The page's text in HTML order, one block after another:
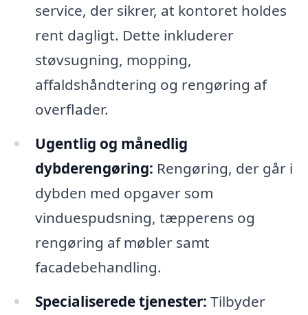
service, der sikrer, at kontoret holdes
rent dagligt. Dette inkluderer
støvsugning, mopping,
affaldshåndtering og rengøring af
overflader.
Ugentlig og månedlig
dybderengøring: Rengøring, der går i
dybden med opgaver som
vinduespudsning, tæpperens og
rengøring af møbler samt
facadebehandling.
Specialiserede tjenester: Tilbyder